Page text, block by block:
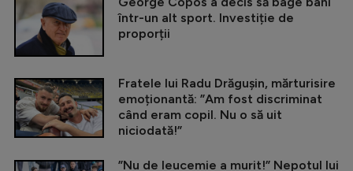
într-un alt sport. Investiție de
proporții
Fratele lui Radu Drăgușin, mărturisire
emoționantă: ”Am fost discriminat
când eram copil. Nu o să uit
niciodată!”
”Nu de leucemie a murit!” Nepotul lui